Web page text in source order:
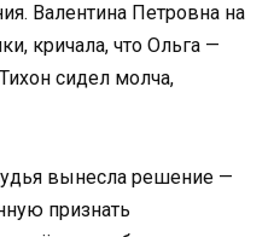
Валентина Петровна на
кричала, что Ольга —
сидел молча,
вынесла решение —
признать